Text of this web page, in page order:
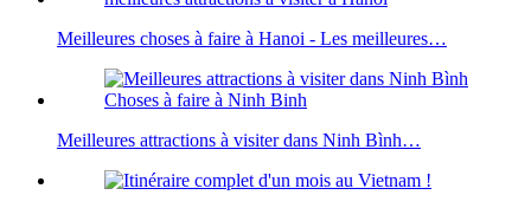
Meilleures choses à faire à Hanoi - Les meilleures…
Meilleures attractions à visiter dans Ninh Bình…